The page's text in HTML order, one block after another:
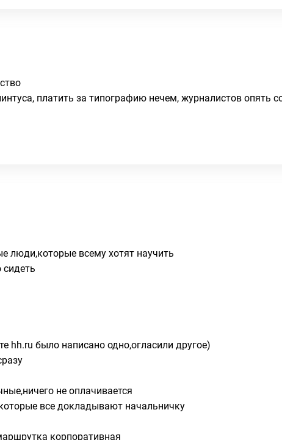
платить за типографию нечем, журналистов опять
люди,которые всему хотят научить
сидеть
hh.ru было написано одно,огласили другое)
не оплачивается
все докладывают начальничку
корпоративная